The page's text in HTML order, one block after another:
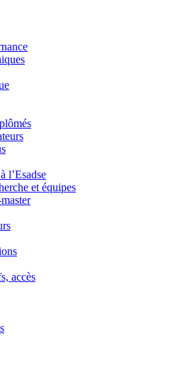
l’Esadse
et équipes
accès